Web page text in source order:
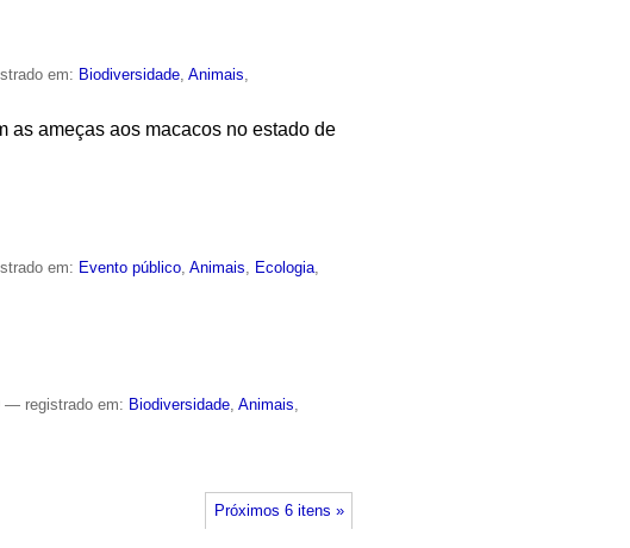
em: Biodiversidade ,Animais
as ameças aos macacos no estado de
em: Evento público ,Animais Ecologia
— registrado em: Biodiversidade,Animais,
Próximos 6 itens »